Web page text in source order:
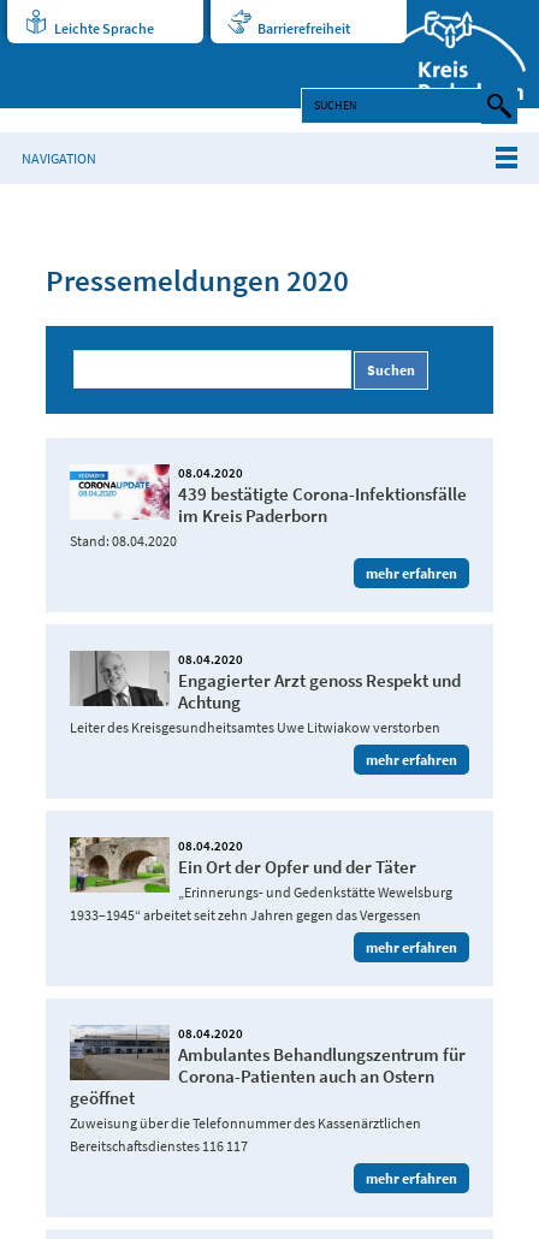
Leichte Sprache Barrierefreiheit
NAVIGATION
Pressemeldungen 2020
Suchen
08.04.2020
439 bestätigte Corona-Infektionsfälle
im Kreis Paderborn
Stand: 08.04.2020
mehr erfahren
08.04.2020
Engagierter Arzt genoss Respekt und
Achtung
Leiter des Kreisgesundheitsamtes Uwe Litwiakow verstorben
mehr erfahren
08.04.2020
Ein Ort der Opfer und der Täter
„Erinnerungs- und Gedenkstätte Wewelsburg
1933–1945“ arbeitet seit zehn Jahren gegen das Vergessen
mehr erfahren
08.04.2020
Ambulantes Behandlungszentrum für
Corona-Patienten auch an Ostern
geöffnet
Zuweisung über die Telefonnummer des Kassenärztlichen
Bereitschaftsdienstes 116 117
mehr erfahren